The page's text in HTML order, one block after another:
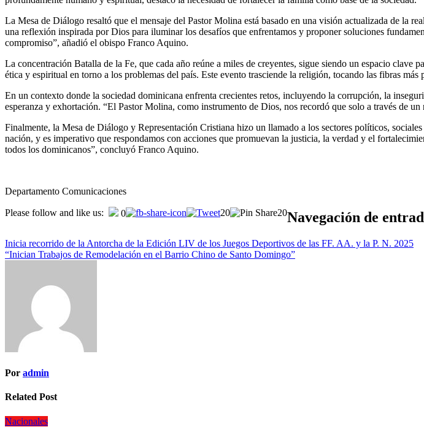
La Mesa de Diálogo resaltó que el mensaje del Pastor Molina está basado en una visión actualizada de la
una reflexión inspirada por Dios para iluminar los desafíos que enfrentamos y proponer soluciones
compromiso”, añadió el obispo Franco Aquino.
La concentración Batalla de la Fe, que cada año reúne a miles de creyentes, sigue siendo un espacio
ética y espiritual en torno a los problemas del país. Este evento trasciende la religión, tocando las fibras
En un contexto donde la sociedad dominicana enfrenta crecientes retos, incluyendo la corrupción, la
esperanza y exhortación. “El Pastor Molina, como instrumento de Dios, nos recordó que solo a través de
Finalmente, la Mesa de Diálogo y Representación Cristiana hizo un llamado a los sectores políticos,
nación, y es imperativo que respondamos con acciones que promuevan la justicia, la verdad y el
todos los dominicanos”, concluyó Franco Aquino.
Departamento Comunicaciones
Please follow and like us: 0 20 20Navegación de
Inicia recorrido de la Antorcha de la Edición LIV de los Juegos Deportivos de las FF. AA. y la P. N. 2025
“Inician Trabajos de Remodelación en el Barrio Chino de Santo Domingo”
Por admin
Related Post
Nacionales